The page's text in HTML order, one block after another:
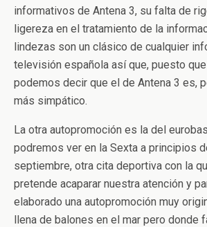
informativos de Antena 3, su falta de
ligereza en el tratamiento de la
lindezas son un clásico de cualquier
televisión española así que, puesto que
podemos decir que el de Antena 3 es,
más simpático.
La otra autopromoción es la del
podremos ver en la Sexta a principios
septiembre, otra cita deportiva con la
pretende acaparar nuestra atención y
elaborado una autopromoción muy
llena de balones en el mar pero donde